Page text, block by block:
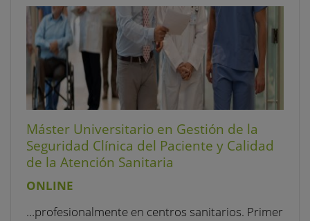
Máster Universitario en Gestión de la
Seguridad Clínica del Paciente y Calidad
de la Atención Sanitaria
ONLINE
…profesionalmente en centros sanitarios. Primer